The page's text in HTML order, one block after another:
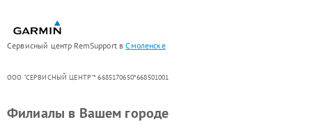
Сервисный центр RemSupport вСмоленске
ООО "СЕРВИСНЫЙ ЦЕНТР"* 6685170650*668501001
Филиалы в Вашем городе